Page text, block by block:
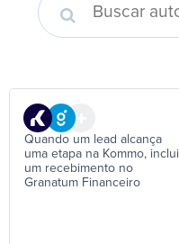
Quando um lead alcança
uma etapa na Kommo,
um recebimento no
Granatum Financeiro